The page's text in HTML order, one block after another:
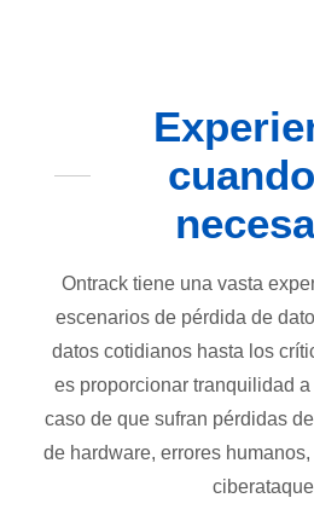
Ontrack tiene una vasta
escenarios de pérdida de
datos cotidianos hasta los
es proporcionar tranquilidad
caso de que sufran pérdidas
de hardware, errores